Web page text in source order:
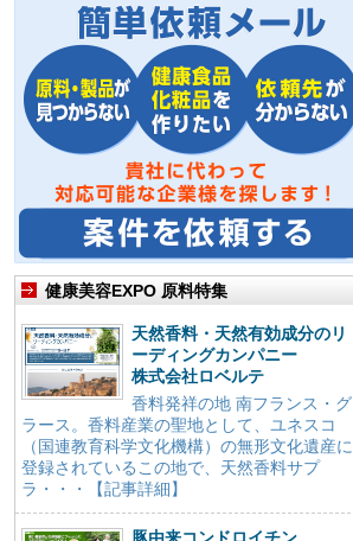
健康美容EXPO 原料特集
天然香料・天然有効成分のリ
ーディングカンパニー
株式会社ロベルテ
香料発祥の地 南フランス・グ
ラース。香料産業の聖地として、ユネスコ
（国連教育科学文化機構）の無形文化遺産に
登録されているこの地で、天然香料サプ
ラ・・・【記事詳細】